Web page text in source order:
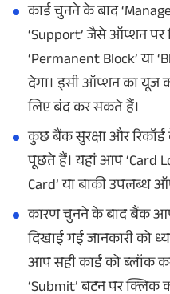
कार्ड चुनने के बाद
‘Support’ जैसे ऑप्शन
‘Permanent Block’ या
देगा। इसी ऑप्शन का यूज
लिए बंद कर सकते हैं।
कुछ बैंक सुरक्षा और
पूछते हैं। यहां आप ‘Card
Card’ या बाकी उपलब्ध
कारण चुनने के बाद बैंक
दिखाई गई जानकारी को
आप सही कार्ड को ब्लॉक
‘Submit’ बटन पर क्लिक